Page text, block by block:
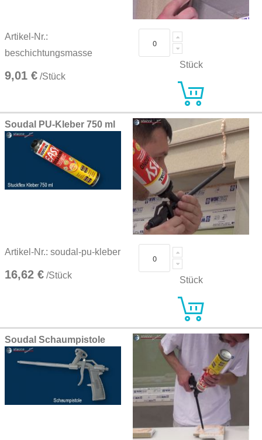
Artikel-Nr.:
beschichtungsmasse
9,01 € /Stück
Stück
Soudal PU-Kleber 750 ml
Artikel-Nr.: soudal-pu-kleber
16,62 € /Stück Stück
Soudal Schaumpistole